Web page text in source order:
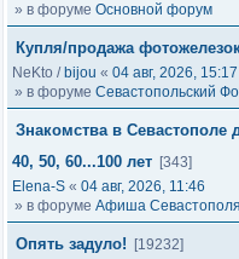
» в форуме Основной форум
Купля/продажа
NeKto / bijou « 04 авг, 2026, 15:17
» в форуме Севастопольский
Знакомства в Севастополе
40, 50, 60...100 лет [343]
Elena-S « 04 авг, 2026, 11:46
» в форуме Афиша Севастополя
Опять задуло!
[19232]